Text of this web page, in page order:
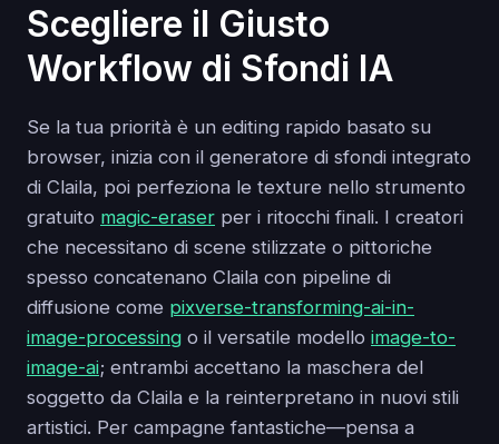
Scegliere il Giusto
Workflow di Sfondi IA
Se la tua priorità è un editing rapido basato su
browser, inizia con il generatore di sfondi integrato
di Claila, poi perfeziona le texture nello strumento
gratuito magic-eraser per i ritocchi finali. I creatori
che necessitano di scene stilizzate o pittoriche
spesso concatenano Claila con pipeline di
diffusione come pixverse-transforming-ai-in-
image-processing o il versatile modello image-to-
image-ai; entrambi accettano la maschera del
soggetto da Claila e la reinterpretano in nuovi stili
artistici. Per campagne fantastiche—pensa a